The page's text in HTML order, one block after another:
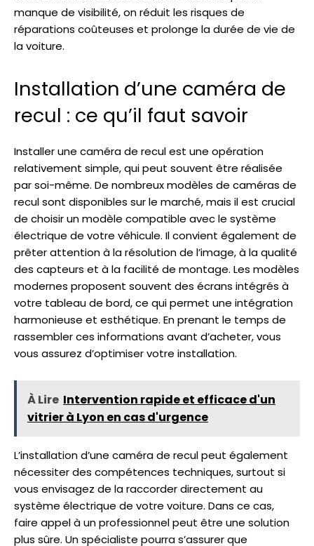
manque de visibilité, on réduit les risques de
réparations coûteuses et prolonge la durée de vie de
la voiture.
Installation d’une caméra de
recul : ce qu’il faut savoir
Installer une caméra de recul est une opération
relativement simple, qui peut souvent être réalisée
par soi-même. De nombreux modèles de caméras de
recul sont disponibles sur le marché, mais il est crucial
de choisir un modèle compatible avec le système
électrique de votre véhicule. Il convient également de
prêter attention à la résolution de l’image, à la qualité
des capteurs et à la facilité de montage. Les modèles
modernes proposent souvent des écrans intégrés à
votre tableau de bord, ce qui permet une intégration
harmonieuse et esthétique. En prenant le temps de
rassembler ces informations avant d’acheter, vous
vous assurez d’optimiser votre installation.
À Lire Intervention rapide et efficace d'un
vitrier à Lyon en cas d'urgence
L’installation d’une caméra de recul peut également
nécessiter des compétences techniques, surtout si
vous envisagez de la raccorder directement au
système électrique de votre voiture. Dans ce cas,
faire appel à un professionnel peut être une solution
plus sûre. Un spécialiste pourra s’assurer que